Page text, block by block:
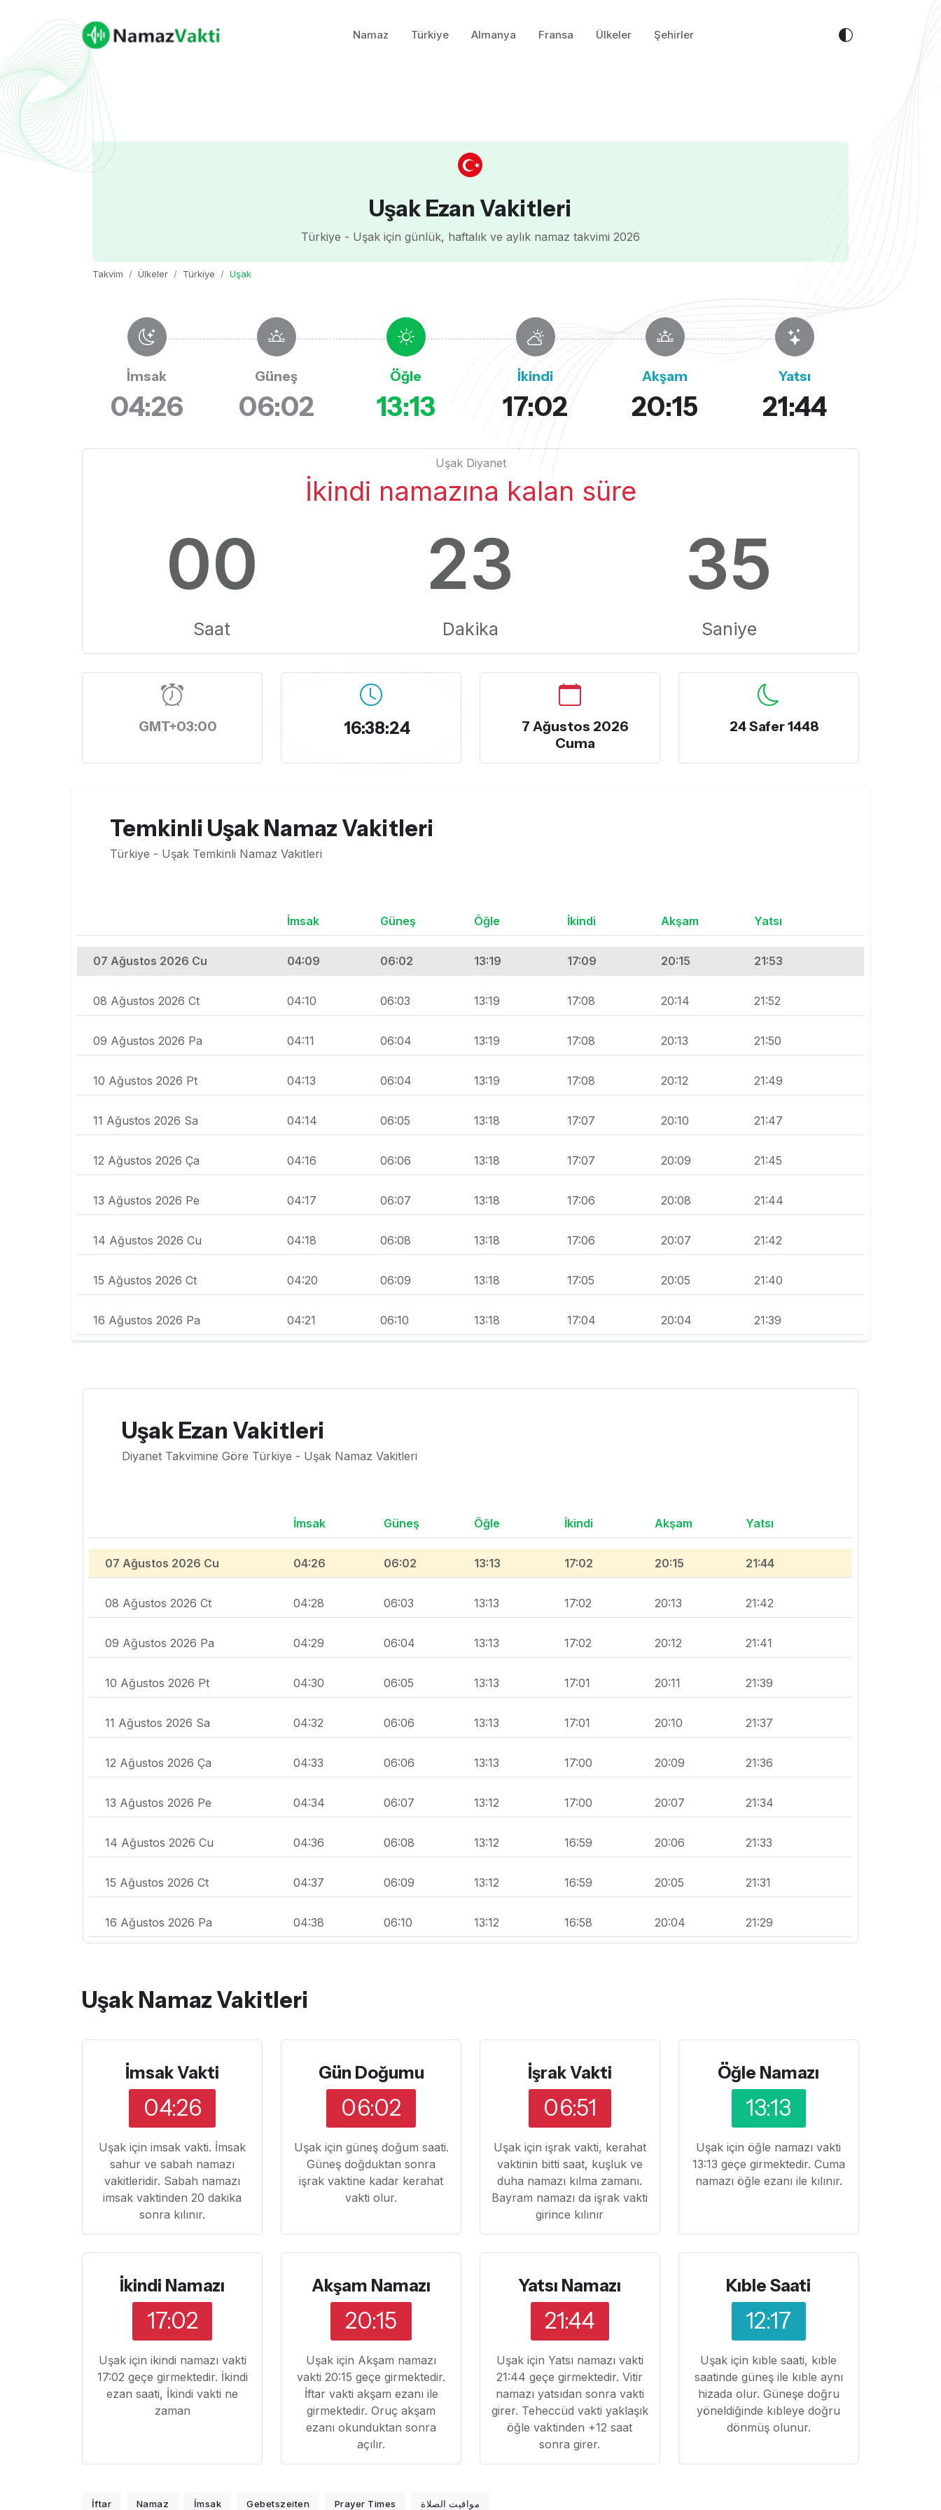
Namaz Türkiye Almanya Fransa Ülkeler Şehirler
Uşak Ezan Vakitleri
Türkiye - Uşak için günlük, haftalık ve aylık namaz takvimi 2026
Takvim Ülkeler Türkiye Uşak
İmsak
04:26
Güneş
06:02
Öğle
13:13
İkindi
17:02
Akşam
20:15
Yatsı
21:44
Uşak Diyanet
İkindi namazına kalan süre
00
Saat
23
Dakika
34
Saniye
GMT+03:00 16:38:25
7 Ağustos 2026
Cuma
24 Safer 1448
Temkinli Uşak Namaz Vakitleri
Türkiye - Uşak Temkinli Namaz Vakitleri
İmsak Güneş Öğle İkindi Akşam Yatsı
07 Ağustos 2026 Cu 04:09 06:02 13:19 17:09 20:15 21:53
08 Ağustos 2026 Ct 04:10 06:03 13:19 17:08 20:14 21:52
09 Ağustos 2026 Pa 04:11 06:04 13:19 17:08 20:13 21:50
10 Ağustos 2026 Pt 04:13 06:04 13:19 17:08 20:12 21:49
11 Ağustos 2026 Sa 04:14 06:05 13:18 17:07 20:10 21:47
12 Ağustos 2026 Ça 04:16 06:06 13:18 17:07 20:09 21:45
13 Ağustos 2026 Pe 04:17 06:07 13:18 17:06 20:08 21:44
14 Ağustos 2026 Cu 04:18 06:08 13:18 17:06 20:07 21:42
15 Ağustos 2026 Ct 04:20 06:09 13:18 17:05 20:05 21:40
16 Ağustos 2026 Pa 04:21 06:10 13:18 17:04 20:04 21:39
Uşak Ezan Vakitleri
Diyanet Takvimine Göre Türkiye - Uşak Namaz Vakitleri
İmsak Güneş Öğle İkindi Akşam Yatsı
07 Ağustos 2026 Cu 04:26 06:02 13:13 17:02 20:15 21:44
08 Ağustos 2026 Ct 04:28 06:03 13:13 17:02 20:13 21:42
09 Ağustos 2026 Pa 04:29 06:04 13:13 17:02 20:12 21:41
10 Ağustos 2026 Pt 04:30 06:05 13:13 17:01 20:11 21:39
11 Ağustos 2026 Sa 04:32 06:06 13:13 17:01 20:10 21:37
12 Ağustos 2026 Ça 04:33 06:06 13:13 17:00 20:09 21:36
13 Ağustos 2026 Pe 04:34 06:07 13:12 17:00 20:07 21:34
14 Ağustos 2026 Cu 04:36 06:08 13:12 16:59 20:06 21:33
15 Ağustos 2026 Ct 04:37 06:09 13:12 16:59 20:05 21:31
16 Ağustos 2026 Pa 04:38 06:10 13:12 16:58 20:04 21:29
Uşak Namaz Vakitleri
İmsak Vakti
04:26
Uşak için imsak vakti. İmsak
sahur ve sabah namazı
vakitleridir. Sabah namazı
imsak vaktinden 20 dakika
sonra kılınır.
Gün Doğumu
06:02
Uşak için güneş doğum saati.
Güneş doğduktan sonra
işrak vaktine kadar kerahat
vakti olur.
İşrak Vakti
06:51
Uşak için işrak vakti, kerahat
vaktinin bitti saat, kuşluk ve
duha namazı kılma zamanı.
Bayram namazı da işrak vakti
girince kılınır
Öğle Namazı
13:13
Uşak için öğle namazı vakti
13:13 geçe girmektedir. Cuma
namazı öğle ezanı ile kılınır.
İkindi Namazı
17:02
Uşak için ikindi namazı vakti
17:02 geçe girmektedir. İkindi
ezan saati, İkindi vakti ne
zaman
Akşam Namazı
20:15
Uşak için Akşam namazı
vakti 20:15 geçe girmektedir.
İftar vakti akşam ezanı ile
girmektedir. Oruç akşam
ezanı okunduktan sonra
açılır.
Yatsı Namazı
21:44
Uşak için Yatsı namazı vakti
21:44 geçe girmektedir. Vitir
namazı yatsıdan sonra vakti
girer. Teheccüd vakti yaklaşık
öğle vaktinden +12 saat
sonra girer.
Kıble Saati
12:17
Uşak için kıble saati, kıble
saatinde güneş ile kıble aynı
hizada olur. Güneşe doğru
yöneldiğinde kıbleye doğru
dönmüş olunur.
İftar Namaz İmsak Gebetszeiten Prayer Times مواقيت الصلاة